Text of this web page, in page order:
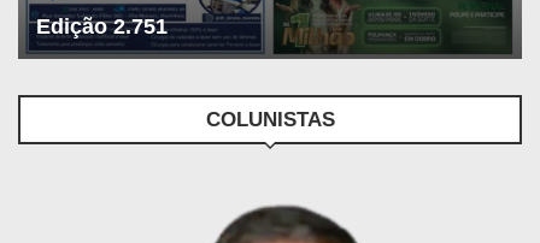
Edição 2.751
COLUNISTAS